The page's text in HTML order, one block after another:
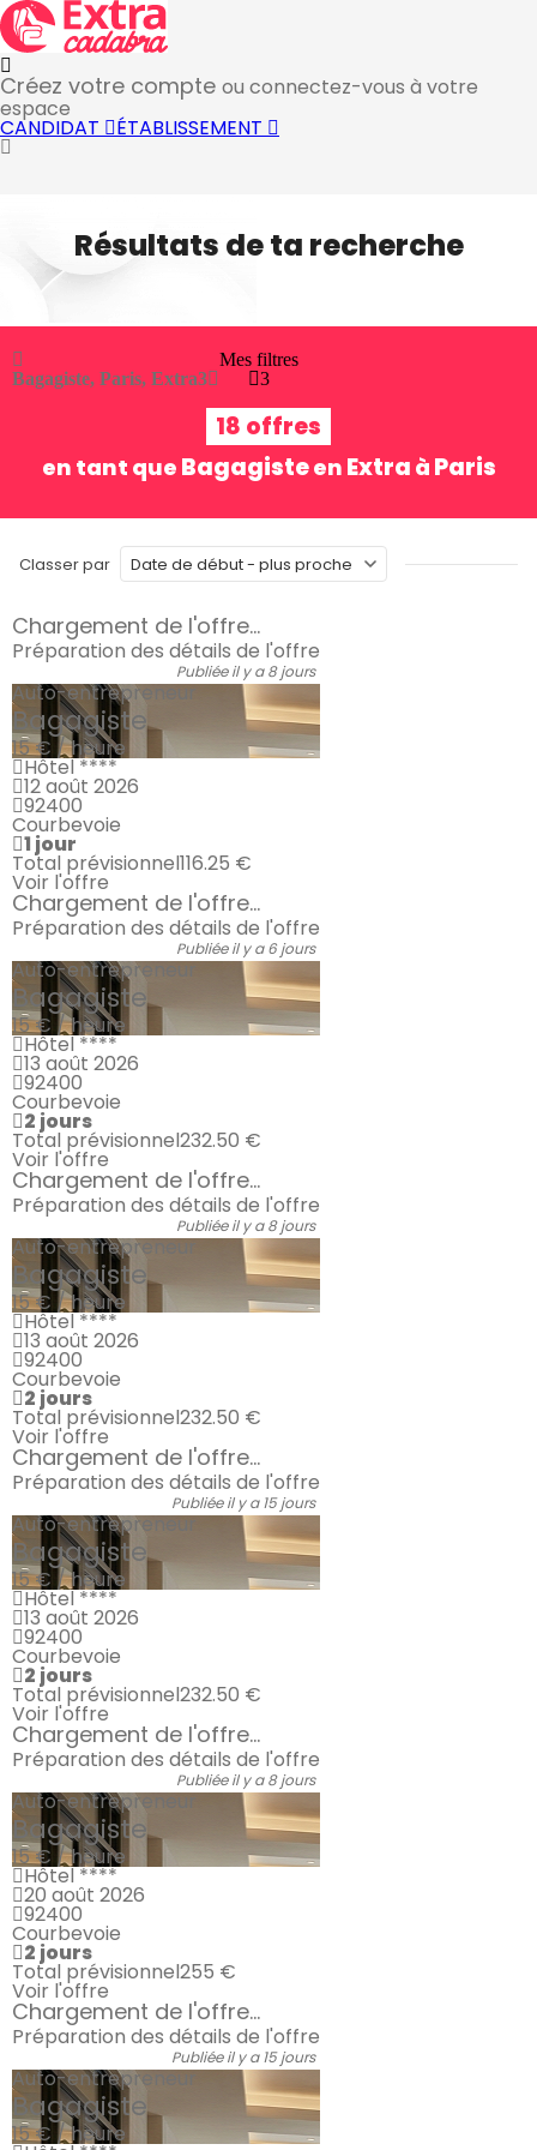
Créez votre compte ou connectez-vous à votre
espace
CANDIDAT ÉTABLISSEMENT
Résultats de ta recherche
Bagagiste, Paris, Extra3
Mes filtres
3
18 offres
en tant que Bagagisteen Extra à Paris
Classer par
Chargement de l'offre...
Préparation des détails de l'offre
Publiée il y a 8 jours
Auto-entrepreneur
Bagagiste
15 € / heure
Hôtel ****
12 août 2026
92400
Courbevoie
1 jour
Total prévisionnel116.25 €
Voir l'offre
Chargement de l'offre...
Préparation des détails de l'offre
Publiée il y a 6 jours
Auto-entrepreneur
Bagagiste
15 € / heure
Hôtel ****
13 août 2026
92400
Courbevoie
2 jours
Total prévisionnel232.50 €
Voir l'offre
Chargement de l'offre...
Préparation des détails de l'offre
Publiée il y a 8 jours
Auto-entrepreneur
Bagagiste
15 € / heure
Hôtel ****
13 août 2026
92400
Courbevoie
2 jours
Total prévisionnel232.50 €
Voir l'offre
Chargement de l'offre...
Préparation des détails de l'offre
Publiée il y a 15 jours
Auto-entrepreneur
Bagagiste
15 € / heure
Hôtel ****
13 août 2026
92400
Courbevoie
2 jours
Total prévisionnel232.50 €
Voir l'offre
Chargement de l'offre...
Préparation des détails de l'offre
Publiée il y a 8 jours
Auto-entrepreneur
Bagagiste
15 € / heure
Hôtel ****
20 août 2026
92400
Courbevoie
2 jours
Total prévisionnel255 €
Voir l'offre
Chargement de l'offre...
Préparation des détails de l'offre
Publiée il y a 15 jours
Auto-entrepreneur
Bagagiste
15 € / heure